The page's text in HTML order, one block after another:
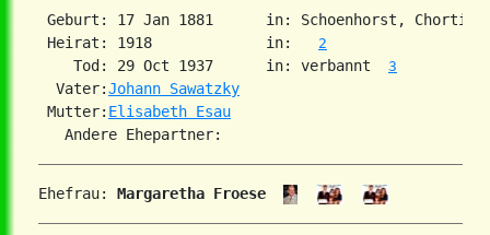
Geburt: 17 Jan 1881      in: Schoenhorst,
Heirat: 1918             in: 2
    Tod: 29 Oct 1937      in: verbannt
3
  Vater:
Johann Sawatzky
Mutter: Elisabeth Esau
Ehefrau: Margaretha Froese